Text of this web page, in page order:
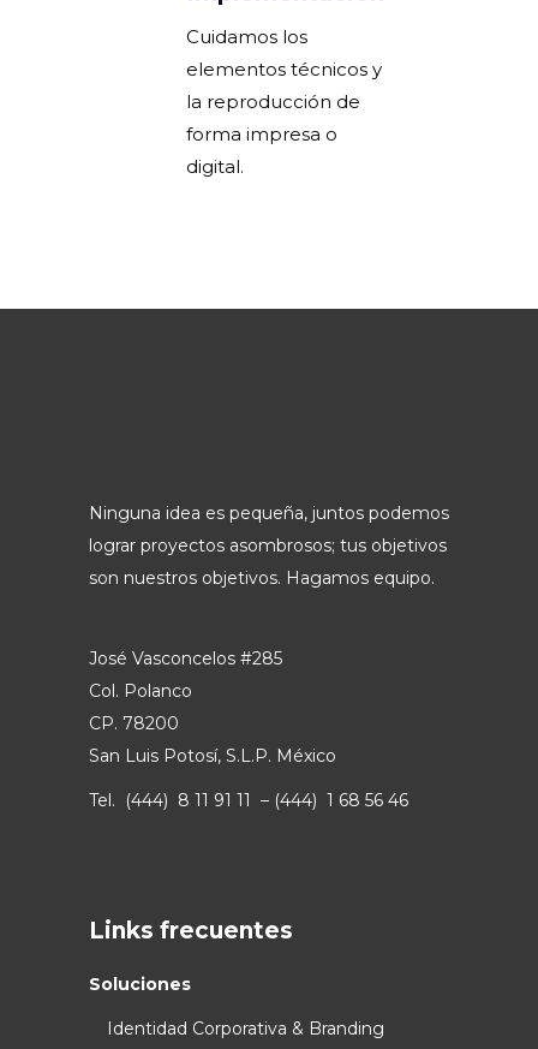
Cuidamos los
elementos técnicos y
la reproducción de
forma impresa o
digital.
Ninguna idea es pequeña, juntos podemos
lograr proyectos asombrosos; tus objetivos
son nuestros objetivos. Hagamos equipo.
José Vasconcelos #285
Col. Polanco
CP. 78200
San Luis Potosí, S.L.P. México
Tel. (444) 8 11 91 11 – (444) 1 68 56 46
Links frecuentes
Soluciones
Identidad Corporativa & Branding